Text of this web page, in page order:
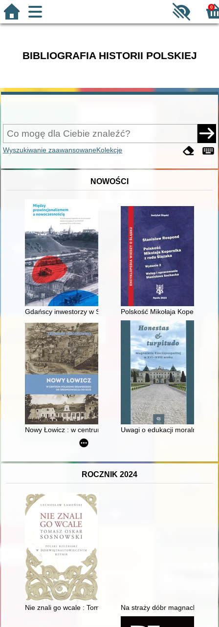
0
BIBLIOGRAFIA HISTORII POLSKIEJ
Wyszukiwanie zaawansowaneKolekcje
NOWOŚCI
Gdańscy inwestorzy w Sopocie : prestiż finansowy i
Polskość Mikołaja Kopernika z
Nowy Łowicz : w centrum poligonu drawskiego od
Uwagi o edukacji moralnej
ROCZNIK 2024
Nie znali go wcale : Tomasz Oskar Sosnowski : polski
Na straży dóbr magnackich i